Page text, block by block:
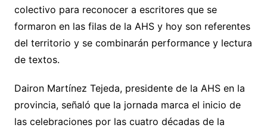
colectivo para reconocer a escritores que se
formaron en las filas de la AHS y hoy son referentes
del territorio y se combinarán performance y lectura
de textos.
Dairon Martínez Tejeda, presidente de la AHS en la
provincia, señaló que la jornada marca el inicio de
las celebraciones por las cuatro décadas de la